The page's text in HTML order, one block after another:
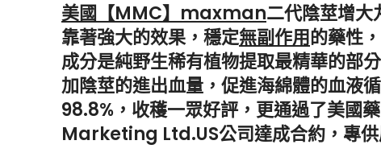
美國【MMC】maxman二代陰莖增
靠著強大的效果，穩定無副作用的藥性
成分是純野生稀有植物提取最精華的部
加陰莖的進出血量，促進海綿體的血液
98.8%，收穫一眾好評，更通過了美國
Marketing Ltd.US公司達成合約，專供